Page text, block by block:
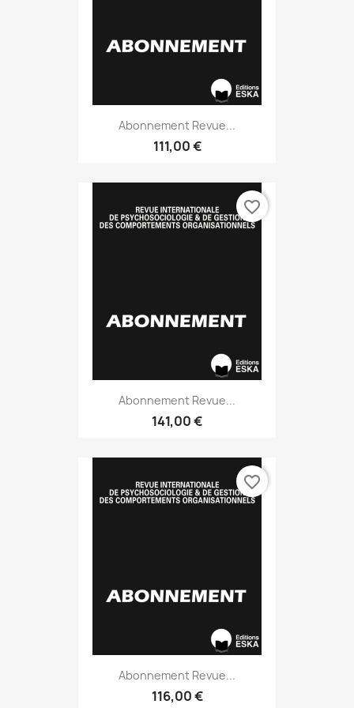
Abonnement Revue...
111,00 €
Abonnement Revue...
141,00 €
favorite_border
Abonnement Revue...
116,00 €
favorite_border